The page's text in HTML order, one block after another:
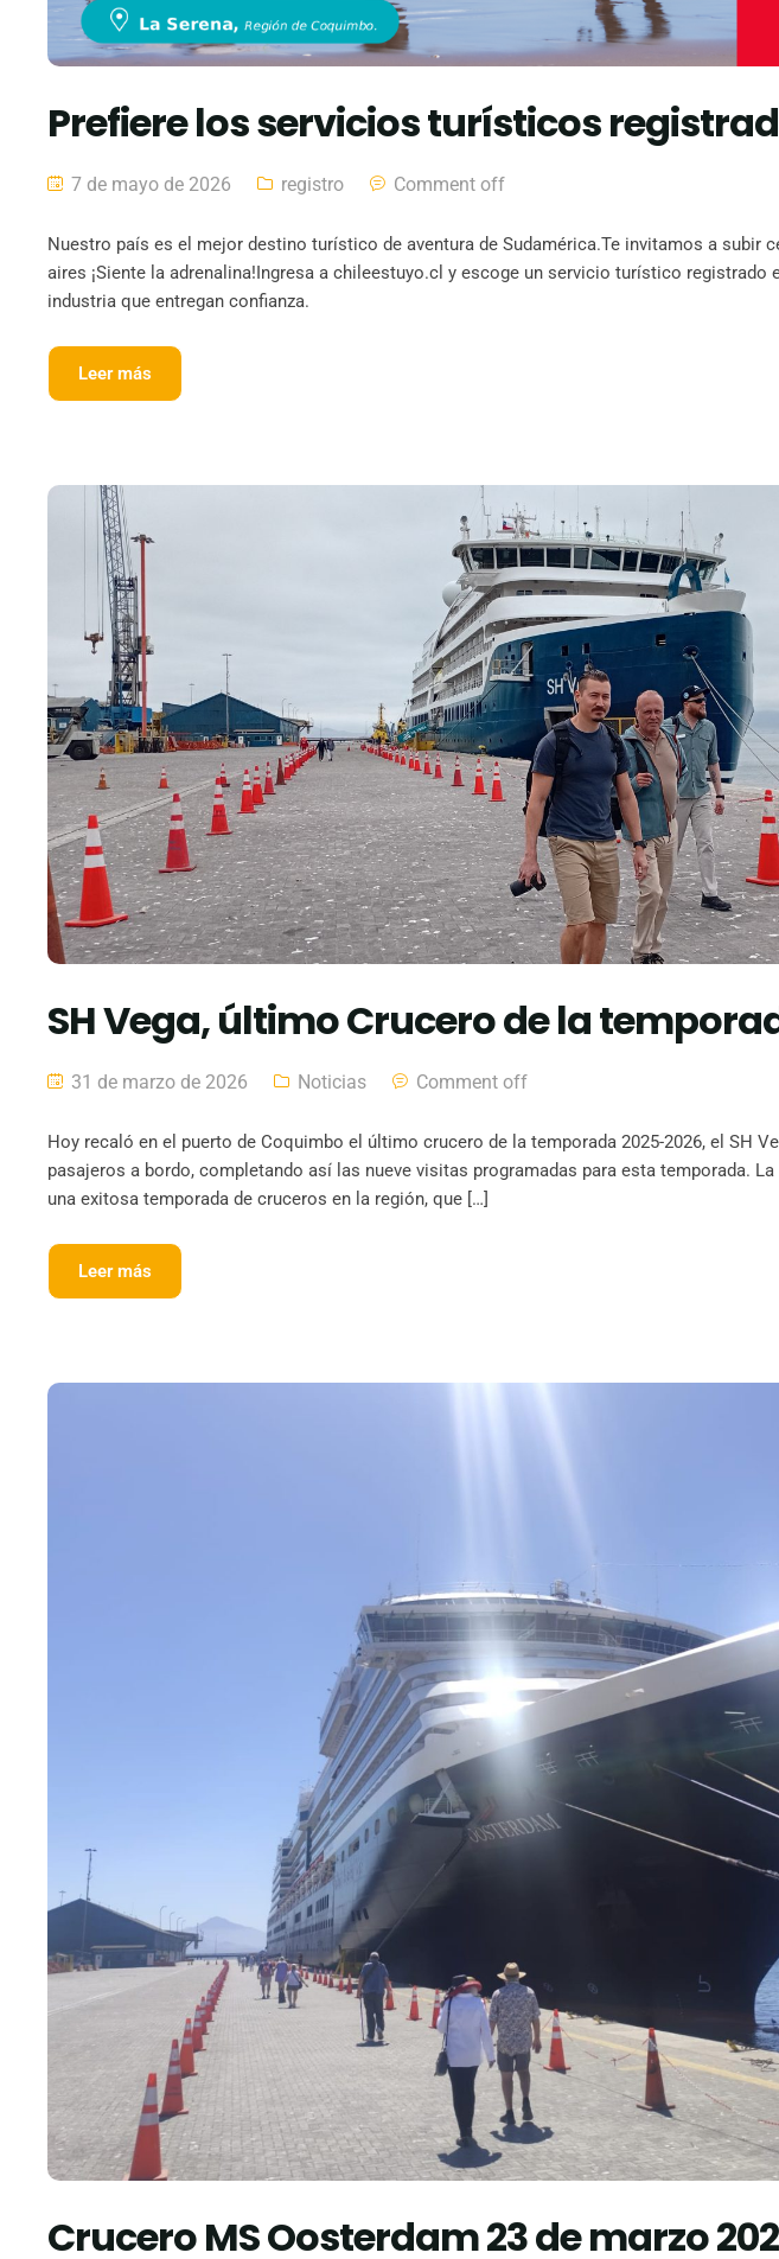
Prefiere los servicios turísticos
7 de mayo de 2026 registro Comment off
Nuestro país es el mejor destino turístico de aventura de Sudamérica.Te invitamos a subir
aires ¡Siente la adrenalina!Ingresa a chileestuyo.cl y escoge un servicio turístico registrado
industria que entregan confianza.
Leer más
SH Vega, último Crucero de la
31 de marzo de 2026 Noticias Comment off
Hoy recaló en el puerto de Coquimbo el último crucero de la temporada 2025-2026, el SH
pasajeros a bordo, completando así las nueve visitas programadas para esta temporada.
una exitosa temporada de cruceros en la región, que […]
Leer más
Crucero MS Oosterdam 23 de marzo